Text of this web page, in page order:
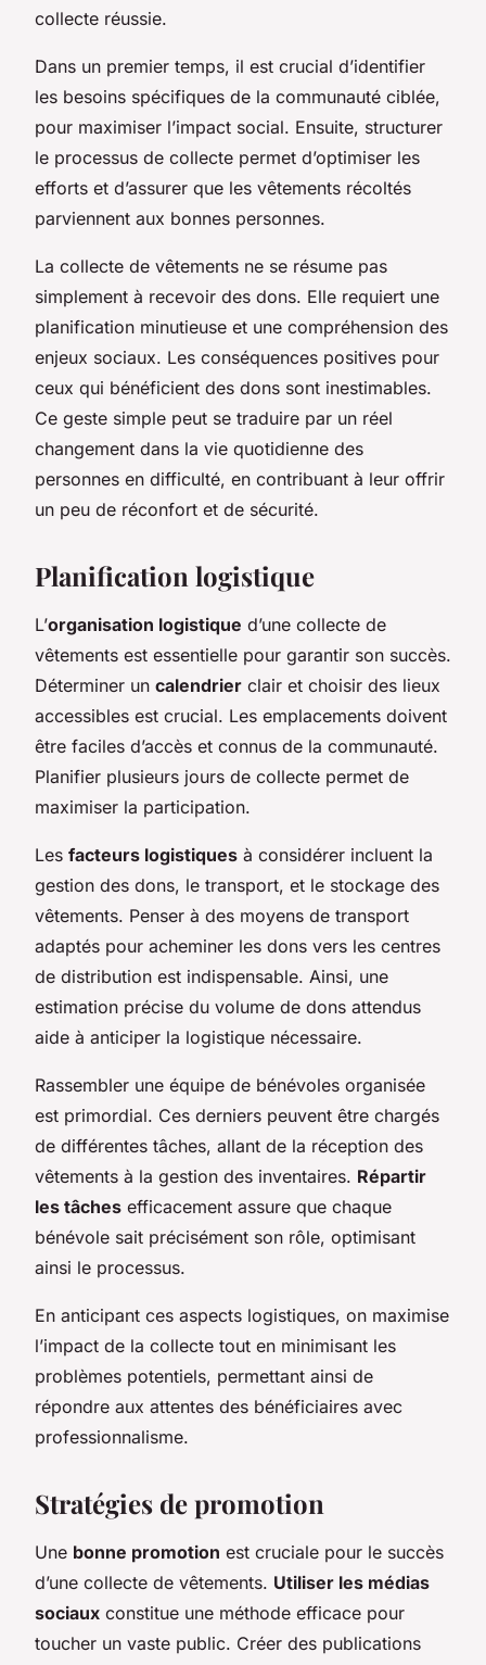
collecte réussie.
Dans un premier temps, il est crucial d’identifier
les besoins spécifiques de la communauté ciblée,
pour maximiser l’impact social. Ensuite, structurer
le processus de collecte permet d’optimiser les
efforts et d’assurer que les vêtements récoltés
parviennent aux bonnes personnes.
La collecte de vêtements ne se résume pas
simplement à recevoir des dons. Elle requiert une
planification minutieuse et une compréhension des
enjeux sociaux. Les conséquences positives pour
ceux qui bénéficient des dons sont inestimables.
Ce geste simple peut se traduire par un réel
changement dans la vie quotidienne des
personnes en difficulté, en contribuant à leur offrir
un peu de réconfort et de sécurité.
Planification logistique
L’organisation logistique d’une collecte de
vêtements est essentielle pour garantir son succès.
Déterminer un calendrier clair et choisir des lieux
accessibles est crucial. Les emplacements doivent
être faciles d’accès et connus de la communauté.
Planifier plusieurs jours de collecte permet de
maximiser la participation.
Les facteurs logistiques à considérer incluent la
gestion des dons, le transport, et le stockage des
vêtements. Penser à des moyens de transport
adaptés pour acheminer les dons vers les centres
de distribution est indispensable. Ainsi, une
estimation précise du volume de dons attendus
aide à anticiper la logistique nécessaire.
Rassembler une équipe de bénévoles organisée
est primordial. Ces derniers peuvent être chargés
de différentes tâches, allant de la réception des
vêtements à la gestion des inventaires. Répartir
les tâches efficacement assure que chaque
bénévole sait précisément son rôle, optimisant
ainsi le processus.
En anticipant ces aspects logistiques, on maximise
l’impact de la collecte tout en minimisant les
problèmes potentiels, permettant ainsi de
répondre aux attentes des bénéficiaires avec
professionnalisme.
Stratégies de promotion
Une bonne promotion est cruciale pour le succès
d’une collecte de vêtements. Utiliser les médias
sociaux constitue une méthode efficace pour
toucher un vaste public. Créer des publications